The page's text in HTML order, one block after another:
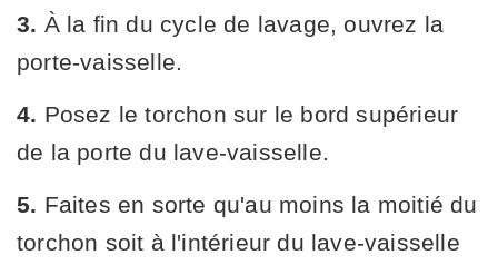
3. À la fin du cycle de lavage, ouvrez la
porte-vaisselle.
4. Posez le torchon sur le bord supérieur
de la porte du lave-vaisselle.
5. Faites en sorte qu'au moins la moitié du
torchon soit à l'intérieur du lave-vaisselle